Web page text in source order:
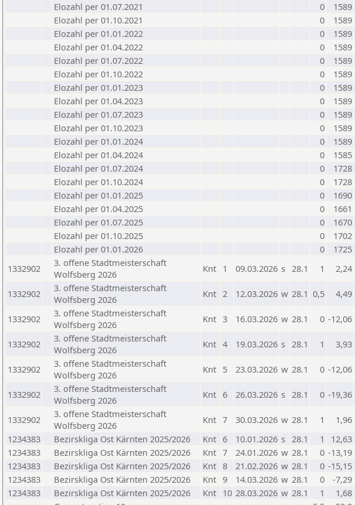
Elozahl per 01.07.2021
0
1589
Elozahl per 01.10.2021
0
1589
Elozahl per 01.01.2022
0
1589
Elozahl per 01.04.2022
0
1589
Elozahl per 01.07.2022
0
1589
Elozahl per 01.10.2022
0
1589
Elozahl per 01.01.2023
0
1589
Elozahl per 01.04.2023
0
1589
Elozahl per 01.07.2023
0
1589
Elozahl per 01.10.2023
0
1589
Elozahl per 01.01.2024
0
1589
Elozahl per 01.04.2024
0
1585
Elozahl per 01.07.2024
0
1728
Elozahl per 01.10.2024
0
1728
Elozahl per 01.01.2025
0
1690
Elozahl per 01.04.2025
0
1661
Elozahl per 01.07.2025
0
1670
Elozahl per 01.10.2025
0
1702
Elozahl per 01.01.2026
0
1725
1332902
3. offene Stadtmeisterschaft
Wolfsberg 2026
Knt 1 09.03.2026 s 28.1 1 2,24
1332902
3. offene Stadtmeisterschaft
Wolfsberg 2026
Knt 2 12.03.2026 w 28.1 0,5 4,49
1332902
3. offene Stadtmeisterschaft
Wolfsberg 2026
Knt 3 16.03.2026 w 28.1 0 -12,06
1332902
3. offene Stadtmeisterschaft
Wolfsberg 2026
Knt 4 19.03.2026 s 28.1 1 3,93
1332902
3. offene Stadtmeisterschaft
Wolfsberg 2026
Knt 5 23.03.2026 w 28.1 0 -12,06
1332902
3. offene Stadtmeisterschaft
Wolfsberg 2026
Knt 6 26.03.2026 s 28.1 0 -19,36
1332902
3. offene Stadtmeisterschaft
Wolfsberg 2026
Knt 7 30.03.2026 w 28.1 1 1,96
1234383
Bezirskliga Ost Kärnten 2025/2026 Knt 6 10.01.2026 s 28.1 1 12,63
1234383
Bezirskliga Ost Kärnten 2025/2026 Knt 7 24.01.2026 w 28.1 0 -13,19
1234383
Bezirskliga Ost Kärnten 2025/2026 Knt 8 21.02.2026 w 28.1 0 -15,15
1234383
Bezirskliga Ost Kärnten 2025/2026 Knt 9 14.03.2026 w 28.1 0 -7,29
1234383
Bezirskliga Ost Kärnten 2025/2026 Knt 10 28.03.2026 w 28.1 1 1,68